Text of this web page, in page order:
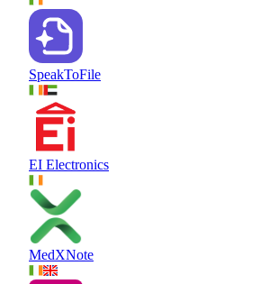
SpeakToFile
EI Electronics
MedXNote